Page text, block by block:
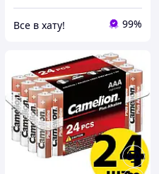
Все в хату! 99%